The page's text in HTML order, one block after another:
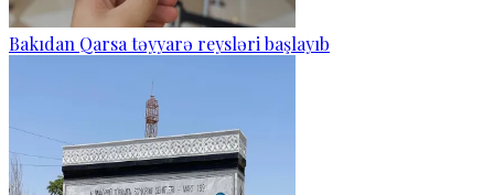
Bakıdan Qarsa təyyarə reysləri başlayıb